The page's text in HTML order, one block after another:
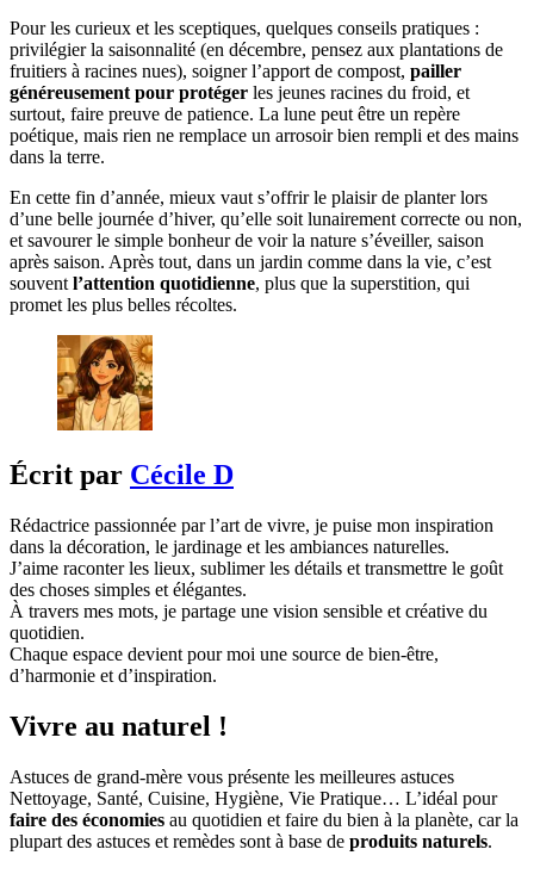
Pour les curieux et les sceptiques, quelques conseils pratiques :
privilégier la saisonnalité (en décembre, pensez aux plantations de
fruitiers à racines nues), soigner l’apport de compost, pailler
généreusement pour protéger les jeunes racines du froid, et
surtout, faire preuve de patience. La lune peut être un repère
poétique, mais rien ne remplace un arrosoir bien rempli et des mains
dans la terre.
En cette fin d’année, mieux vaut s’offrir le plaisir de planter lors
d’une belle journée d’hiver, qu’elle soit lunairement correcte ou non,
et savourer le simple bonheur de voir la nature s’éveiller, saison
après saison. Après tout, dans un jardin comme dans la vie, c’est
souvent l’attention quotidienne, plus que la superstition, qui
promet les plus belles récoltes.
Écrit par Cécile D
Rédactrice passionnée par l’art de vivre, je puise mon inspiration
dans la décoration, le jardinage et les ambiances naturelles.
J’aime raconter les lieux, sublimer les détails et transmettre le goût
des choses simples et élégantes.
À travers mes mots, je partage une vision sensible et créative du
quotidien.
Chaque espace devient pour moi une source de bien-être,
d’harmonie et d’inspiration.
Vivre au naturel !
Astuces de grand-mère vous présente les meilleures astuces
Nettoyage, Santé, Cuisine, Hygiène, Vie Pratique… L’idéal pour
faire des économies au quotidien et faire du bien à la planète, car la
plupart des astuces et remèdes sont à base de produits naturels.